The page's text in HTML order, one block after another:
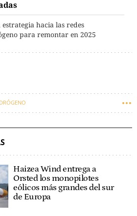
hacia las redes
para remontar en 2025
Haizea Wind entrega a
Orsted los monopilotes
eólicos más grandes del sur
de Europa